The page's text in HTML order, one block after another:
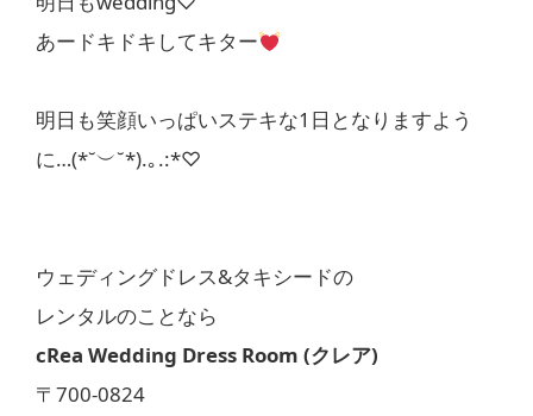
あードキドキしてキター
明日も笑顔いっぱいステキな1日となりますよう
に…(*˘︶˘*).｡.:*♡
ウェディングドレス&タキシードの
レンタルのことなら
cRea Wedding Dress Room (クレア)
〒700-0824